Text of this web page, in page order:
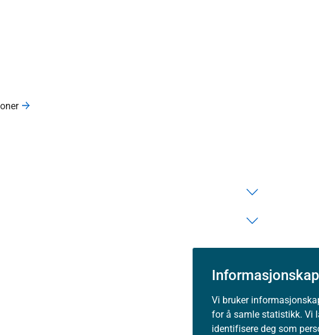
Vi bruker
for å samle statistikk. Vi
identifisere deg som